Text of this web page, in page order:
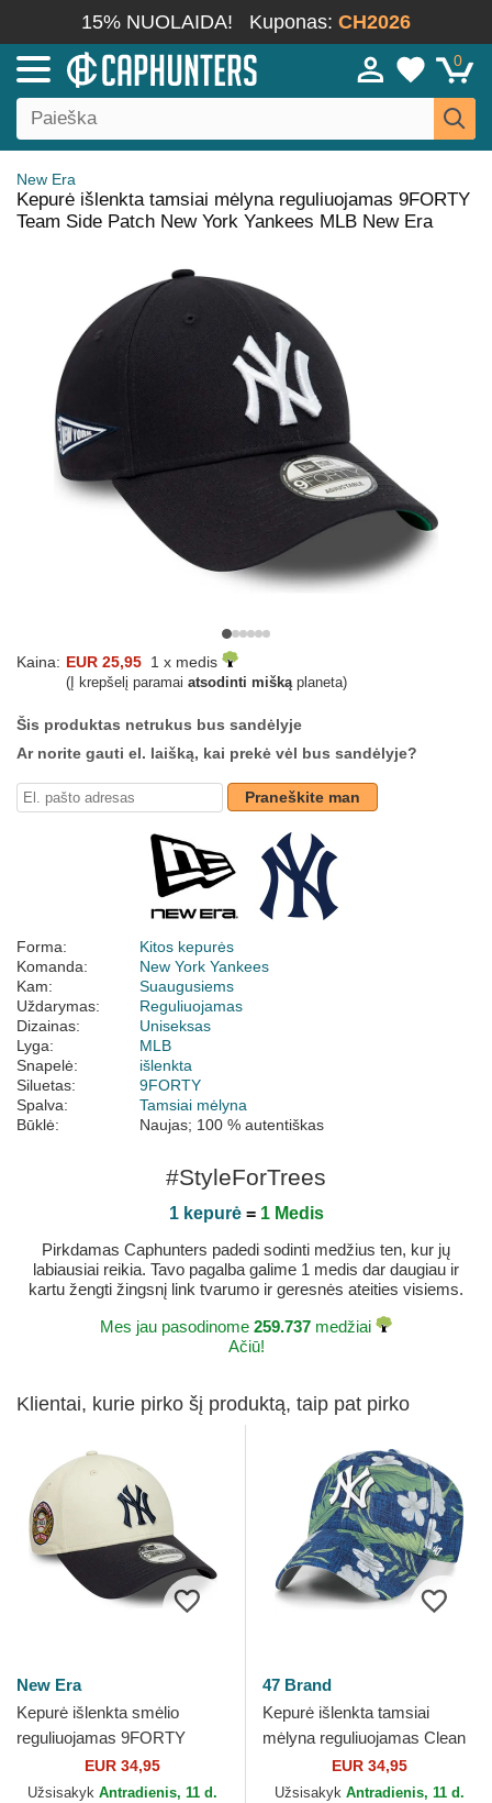
15% NUOLAIDA! Kuponas: CH2026
0
New Era
Kepurė išlenkta tamsiai mėlyna reguliuojamas 9FORTY
Team Side Patch New York Yankees MLB New Era
Kaina: EUR 25,95 1 x medis
(Į krepšelį paramai atsodinti miškąplaneta)
Šis produktas netrukus bus sandėlyje
Ar norite gauti el. laišką, kai prekė vėl bus sandėlyje?
Praneškite man
Forma:
Kitos kepurės
Komanda:
New York Yankees
Kam:
Suaugusiems
Uždarymas:
Reguliuojamas
Dizainas:
Uniseksas
Lyga:
MLB
Snapelė:
išlenkta
Siluetas:
9FORTY
Spalva:
Tamsiai mėlyna
Būklė:
Naujas; 100 % autentiškas
#StyleForTrees
1 kepurė= 1 Medis
Pirkdamas Caphunters padedi sodinti medžius ten, kur jų
labiausiai reikia. Tavo pagalba galime 1 medis dar daugiau ir
kartu žengti žingsnį link tvarumo ir geresnės ateities visiems.
Mes jau pasodinome 259.737 medžiai
Ačiū!
Klientai, kurie pirko šį produktą, taip pat pirko
New Era
Kepurė išlenkta smėlio
reguliuojamas 9FORTY
World Series New York
Yankees MLB New Era
EUR 34,95
Užsisakyk Antradienis, 11 d.
47 Brand
Kepurė išlenkta tamsiai
mėlyna reguliuojamas Clean
Up Beach Side New York
Yankees MLB 47 Brand
EUR 34,95
Užsisakyk Antradienis, 11 d.